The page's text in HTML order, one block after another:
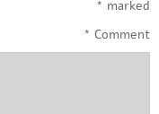
marked
*
Comment
*